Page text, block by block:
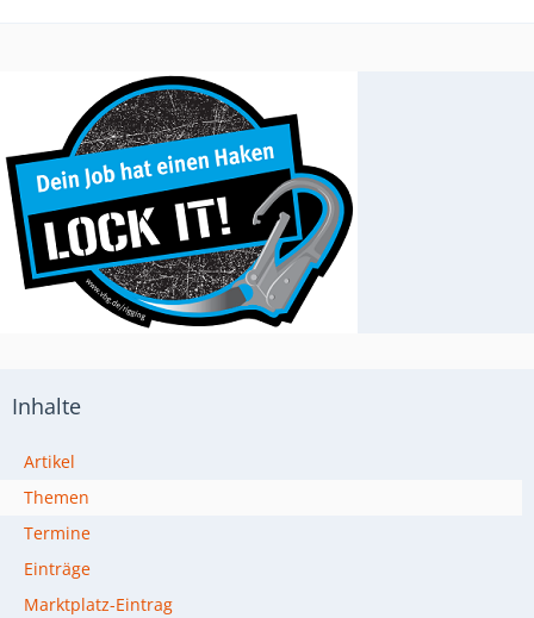
Inhalte
Artikel
Themen
Termine
Einträge
Marktplatz-Eintrag